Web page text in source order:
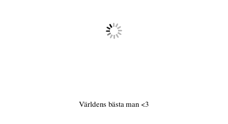
Världens bästa man <3